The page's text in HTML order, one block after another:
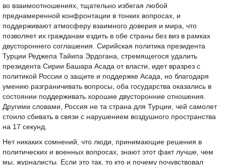
во взаимоотношениях, тщательно избегая любой
преднамеренной конфронтации в тонких вопросах, и
поддерживают атмосферу взаимного доверия и мира, что
позволяет их гражданам ездить в обе страны без виз в рамках
двустороннего соглашения. Сирийская политика президента
Турции Реджепа Тайипа Эрдогана, стремящегося удалить
президента Сирии Башара Асада от власти, идет вразрез с
политикой России о защите и поддержке Асада, но благодаря
умению разграничивать вопросы, оба государства оказались в
состоянии поддерживать хорошие двусторонние отношения.
Другими словами, Россия не та страна для Турции, чей самолет
стоило сбивать в связи с нарушением воздушного пространства
на 17 секунд.
Нет никаких сомнений, что люди, принимающие решения в
политических и военных вопросах, знают этот факт лучше, чем
мы, журналисты. Если это так, то кто и почему почувствовал